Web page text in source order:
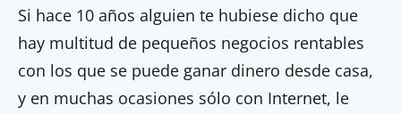
Si hace 10 años alguien te hubiese dicho que
hay multitud de pequeños negocios rentables
con los que se puede ganar dinero desde casa,
y en muchas ocasiones sólo con Internet, le